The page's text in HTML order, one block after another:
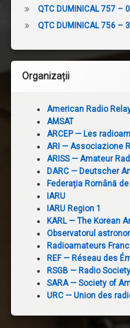
QTC DUMINICAL 757 –
QTC DUMINICAL 756 –
Organizații
American Radio
AMSAT
ARCEP — Les
ARI — Associazione
ARISS — Amateur
DARC — Deutscher
Federația Română
IARU
IARU Region 1
KARL — The Korean
Observatorul
Radioamateurs
REF — Réseau des
RSGB — Radio
SARA — Society of
URC — Union des